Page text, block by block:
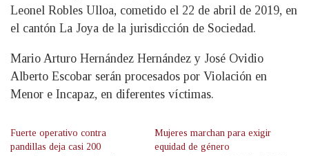
Leonel Robles Ulloa, cometido el 22 de abril de 2019, en
el cantón La Joya de la jurisdicción de Sociedad.
Mario Arturo Hernández Hernández y José Ovidio
Alberto Escobar serán procesados por Violación en
Menor e Incapaz, en diferentes víctimas.
Fuerte operativo contra
pandillas deja casi 200
Mujeres marchan para exigir
equidad de género